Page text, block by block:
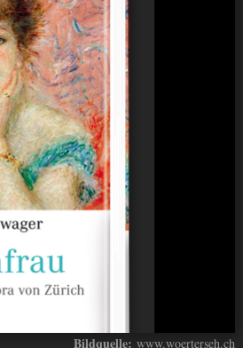
Bildquelle: www.woerterseh.ch
ANDIYAH - «Frequency»